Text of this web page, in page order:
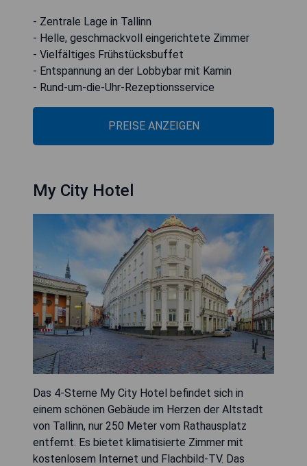
- Zentrale Lage in Tallinn
- Helle, geschmackvoll eingerichtete Zimmer
- Vielfältiges Frühstücksbuffet
- Entspannung an der Lobbybar mit Kamin
- Rund-um-die-Uhr-Rezeptionsservice
PREISE ANZEIGEN
My City Hotel
Das 4-Sterne My City Hotel befindet sich in
einem schönen Gebäude im Herzen der Altstadt
von Tallinn, nur 250 Meter vom Rathausplatz
entfernt. Es bietet klimatisierte Zimmer mit
kostenlosem Internet und Flachbild-TV. Das